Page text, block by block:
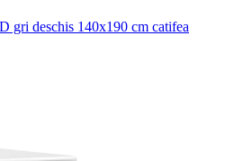
gri deschis 140x190 cm catifea